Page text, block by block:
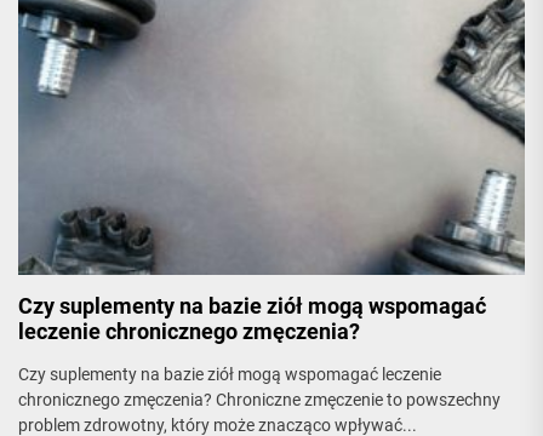
Czy suplementy na bazie ziół mogą wspomagać
leczenie chronicznego zmęczenia?
Czy suplementy na bazie ziół mogą wspomagać leczenie
chronicznego zmęczenia? Chroniczne zmęczenie to powszechny
problem zdrowotny, który może znacząco wpływać...